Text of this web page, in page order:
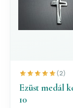
(2)
Ezüst medál
10